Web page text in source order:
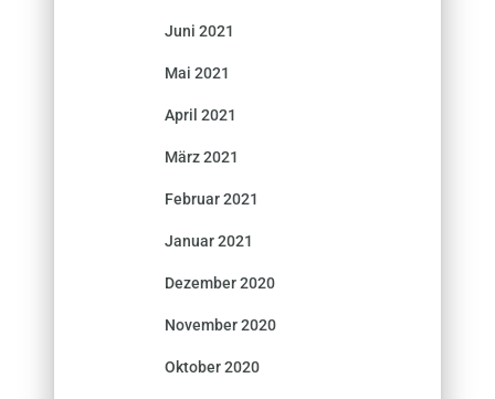
Juni 2021
Mai 2021
April 2021
März 2021
Februar 2021
Januar 2021
Dezember 2020
November 2020
Oktober 2020